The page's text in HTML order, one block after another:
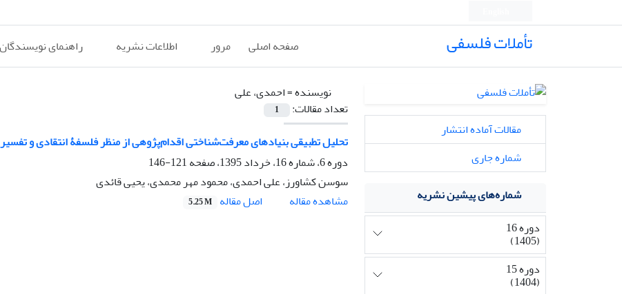
تأملات فلسفی صفحه اصلی مرور اطلاعات نشریه راهنمای نویسندگان
نویسنده =احمدی، علی
تعداد مقالات:
1
تحلیل تطبیقی بنیادهای معرفت‌شناختی اقدام‌پژوهی از منظر فلسفۀ انتقادی و
دوره 6، شماره 16، خرداد 1395، صفحه
121-146
سوسن کشاورز، علی احمدی، محمود مهر محمدی، یحیی قائدی
مشاهده مقاله
اصل مقاله 5.25 M
مقالات آماده انتشار
شماره جاری
شماره‌های پیشین نشریه
دوره 16
(1405)
دوره 15
(1404)